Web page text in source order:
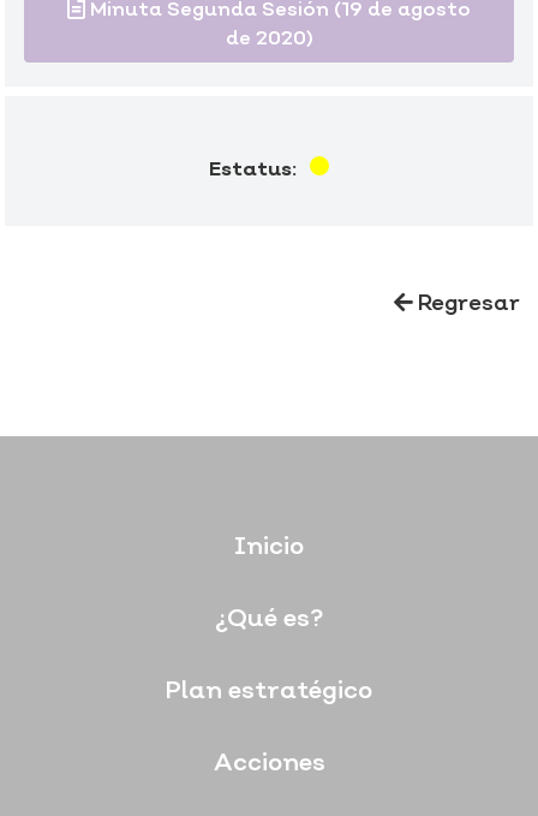
Minuta Segunda Sesión (19 de agosto
de 2020)
Estatus:
Regresar
Inicio
¿Qué es?
Plan estratégico
Acciones